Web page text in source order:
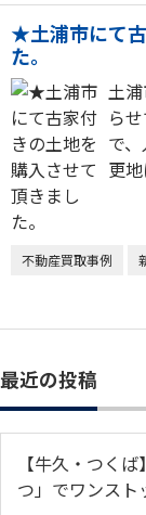
★土浦市にて
た。
土
ら
で
更
不動産買取事例
最近の投稿
【牛久・つく
つ」でワンスト